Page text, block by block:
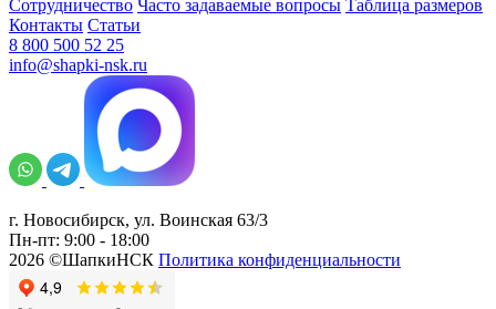
Сотрудничество Часто задаваемые вопросы Таблица размеров
Контакты Статьи
8 800 500 52 25
info@shapki-nsk.ru
г. Новосибирск, ул. Воинская 63/3
Пн-пт: 9:00 - 18:00
2026 ©ШапкиНСК Политика конфиденциальности